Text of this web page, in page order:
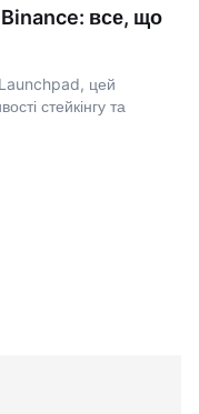
все, що
Launchpad, цей
стейкінгу та